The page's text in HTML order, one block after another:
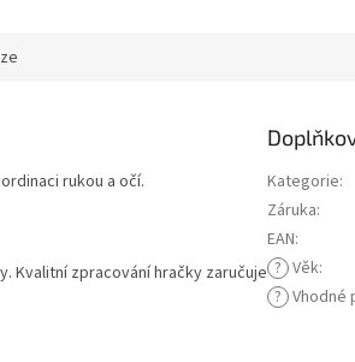
rukou a očí.
Kvalitní zpracování hračky zaručuje
Kategorie:
Záruka:
EAN:
? Věk:
? Vhodné